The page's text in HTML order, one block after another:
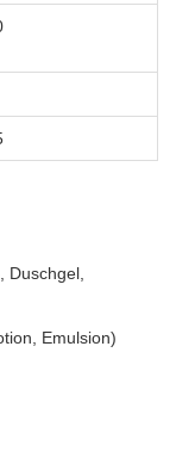
Duschgel,
Emulsion)